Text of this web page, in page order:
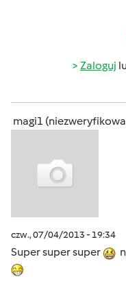
Zaloguj
magi1
czw., 07/04/2013 - 19:34
Super super super